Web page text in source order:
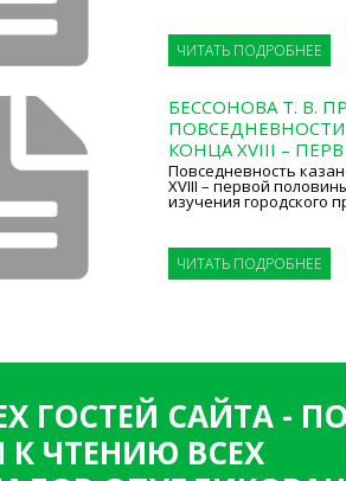
ЧИТАТЬ ПОДРОБНЕЕ
БЕССОНОВА Т. В.
КОНЦА XVIII – ПЕРВ
Повседневность
XVIII – первой
изучения городского
ЧИТАТЬ ПОДРОБНЕЕ
ГОСТЕЙ САЙТА -
К ЧТЕНИЮ ВСЕХ